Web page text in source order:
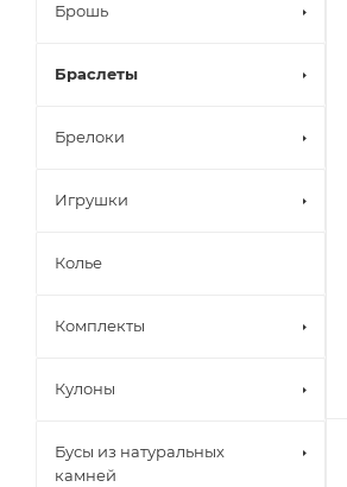
Брошь
Браслеты
Брелоки
Игрушки
Колье
Комплекты
Кулоны
Бусы из натуральных
камней